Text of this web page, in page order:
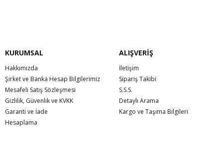
KURUMSAL
Hakkımızda
Şirket ve Banka Hesap Bilgilerimiz
Mesafeli Satış Sözleşmesi
Gizlilik, Güvenlik ve KVKK
Garanti ve İade
Hesaplama
ALIŞVERİŞ
İletişim
Sipariş Takibi
S.S.S.
Detaylı Arama
Kargo ve Taşıma Bilgileri